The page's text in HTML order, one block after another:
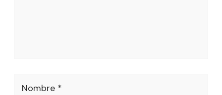
Nombre *